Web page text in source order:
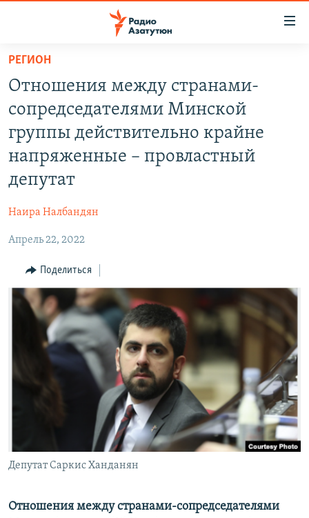
Перейти
основному
содержанию
Перейти
основной
навигации
Перейти
ПОЛИТИКА
ЭКОНОМИКА
НАГОРНЫЙ КАРАБАХ
КУЛЬТУРА
СПОРТ
АРХИВ
Հայերեն
English
Русский
Все сайты Радио Азатутюн
РЕГИОН
Отношения между странами-
сопредседателями Минской
группы действительно крайне
напряженные – провластный
депутат
Наира Налбандян
Апрель 22, 2022
Поделиться
Депутат Саркис Ханданян
Отношения между странами-сопредседателями